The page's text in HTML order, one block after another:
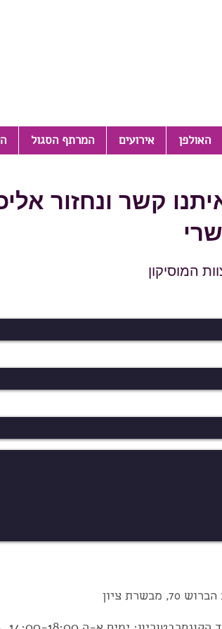
המרתף הסגול אירועים האולפן
קשר ונחזור
המוסיקון
ציון